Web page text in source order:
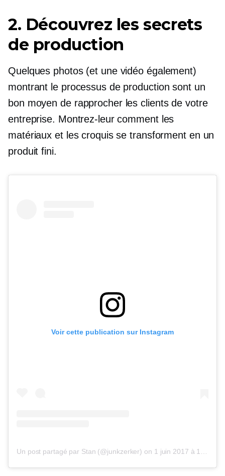
2. Découvrez les secrets
de production
Quelques photos (et une vidéo également)
montrant le processus de production sont un
bon moyen de rapprocher les clients de votre
entreprise. Montrez-leur comment les
matériaux et les croquis se transforment en un
produit fini.
Voir cette publication sur Instagram
Un post partagé par Stan (@junkzerker) on 1 juin 2017 à 10h01 PDT